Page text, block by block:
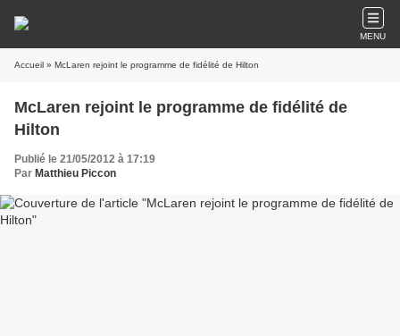
MENU
Accueil » McLaren rejoint le programme de fidélité de Hilton
McLaren rejoint le programme de fidélité de
Hilton
Publié le 21/05/2012 à 17:19
Par Matthieu Piccon